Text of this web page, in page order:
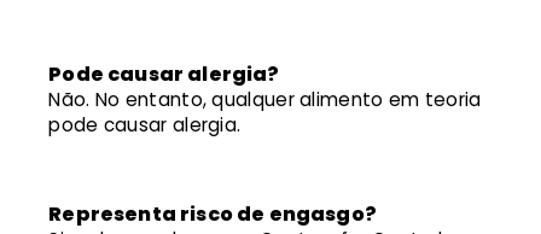
Pode causar alergia?
Não. No entanto, qualquer alimento em teoria
pode causar alergia.
Representa risco de engasgo?